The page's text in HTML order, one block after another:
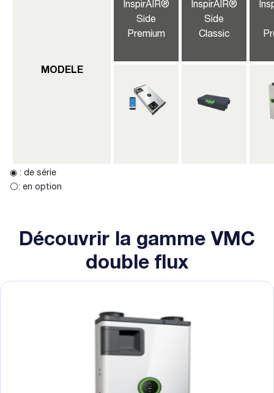
MODELE
InspirAIR®
Side
Premium
InspirAIR®
Side
Classic
◉ : de série
⚪: en option
Découvrir la gamme VMC
double flux